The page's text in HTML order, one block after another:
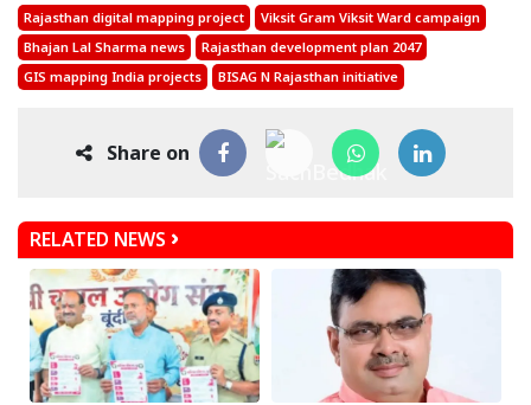
Rajasthan digital mapping project
Viksit Gram Viksit Ward campaign
Bhajan Lal Sharma news
Rajasthan development plan 2047
GIS mapping India projects
BISAG N Rajasthan initiative
Share on
RELATED NEWS